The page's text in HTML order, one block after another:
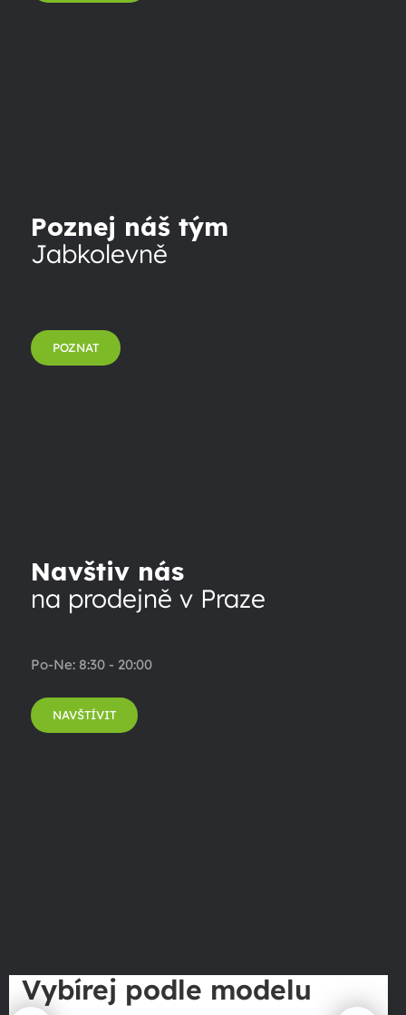
Poznej náš tým
Jabkolevně
POZNAT
Navštiv nás
na prodejně v Praze
Po-Ne: 8:30 - 20:00
NAVŠTÍVIT
Vybírej podle modelu